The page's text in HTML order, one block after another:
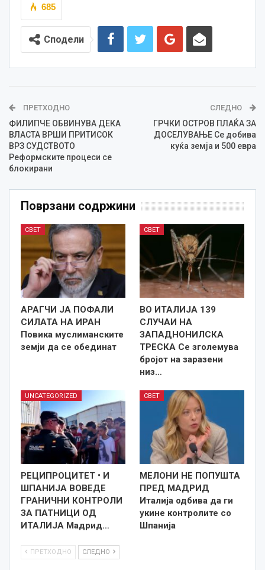
685
Сподели
ПРЕТХОДНО
ФИЛИПЧЕ ОБВИНУВА ДЕКА
ВЛАСТА ВРШИ ПРИТИСОК
ВРЗ СУДСТВОТО
Реформските процеси се
блокирани
СЛЕДНО
ГРЧКИ ОСТРОВ ПЛАЌА ЗА
ДОСЕЛУВАЊЕ Се добива
куќа земја и 500 евра
Поврзани содржини
СВЕТ
АРАГЧИ ЈА ПОФАЛИ
СИЛАТА НА ИРАН
Повика муслиманските
земји да се обединат
СВЕТ
ВО ИТАЛИЈА 139
СЛУЧАИ НА
ЗАПАДНОНИЛСКА
ТРЕСКА Се зголемува
бројот на заразени
низ…
UNCATEGORIZED
РЕЦИПРОЦИТЕТ • И
ШПАНИЈА ВОВЕДЕ
ГРАНИЧНИ КОНТРОЛИ
ЗА ПАТНИЦИ ОД
ИТАЛИЈА Мадрид…
СВЕТ
МЕЛОНИ НЕ ПОПУШТА
ПРЕД МАДРИД
Италија одбива да ги
укине контролите со
Шпанија
ПРЕТХОДНО СЛЕДНО